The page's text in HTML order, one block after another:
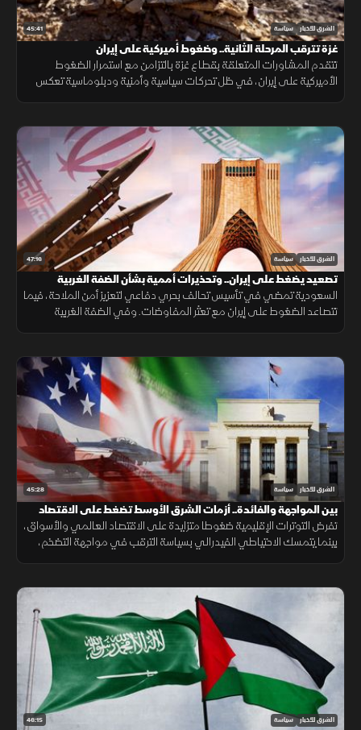
45:41 الشرق للأخبار سياسة
غزة تترقب المرحلة الثانية.. وضغوط أميركية على إيران
تتقدم المشاورات المتعلقة بقطاع غزة بالتزامن مع استمرار الضغوط
الأميركية على إيران، في ظل تحركات سياسية وأمنية ودبلوماسية تعكس
47:16 الشرق للأخبار سياسة
تصعيد يضغط على إيران.. وتحذيرات أممية بشأن الضفة الغربية
السعودية تمضي في تأسيس تحالف بحري دفاعي لتعزيز أمن الملاحة، فيما
تتصاعد الضغوط على إيران مع تعثر المفاوضات. وفي الضفة الغربية
45:28 الشرق للأخبار سياسة
بين المواجهة والفائدة.. أزمات الشرق الأوسط تضغط على الاقتصاد
تفرض التوترات الإقليمية ضغوطا متزايدة على الاقتصاد العالمي والأسواق،
بينما يتمسك الاحتياطي الفيدرالي بسياسة الترقب في مواجهة التضخم،
46:15 الشرق للأخبار سياسة